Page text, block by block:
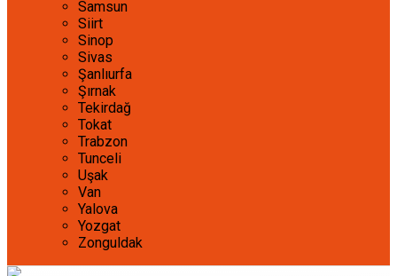
Samsun
Siirt
Sinop
Sivas
Şanlıurfa
Şırnak
Tekirdağ
Tokat
Trabzon
Tunceli
Uşak
Van
Yalova
Yozgat
Zonguldak